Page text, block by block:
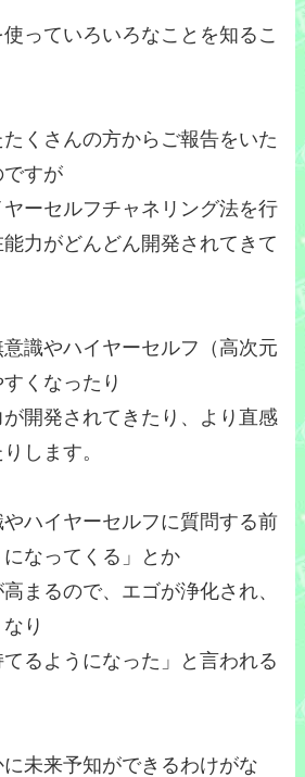
っていろいろなことを知るこ
くさんの方からご報告をいた
すが
ーセルフチャネリング法を行
力がどんどん開発されてきて
識やハイヤーセルフ（高次元
くなったり
開発されてきたり、より直感
します。
ハイヤーセルフに質問する前
なってくる」とか
まるので、エゴが浄化され、
り
るようになった」と言われる
未来予知ができるわけがな